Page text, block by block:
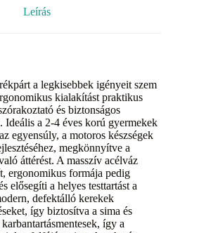
Leírás
a legkisebbek igényeit szem
kialakítást praktikus
és biztonságos
Ideális a 2-4 éves korú gyermekek
egyensúly, a motoros készségek
megkönnyítve a
áttérést. A masszív acélváz
ergonomikus formája pedig
elősegíti a helyes testtartást a
defektálló kerekek
így biztosítva a sima és
így a